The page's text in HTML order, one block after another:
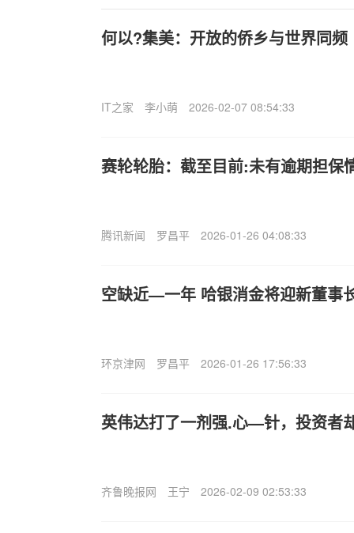
何以?集美：开放的侨乡与世界同频
IT之家 李小萌 2026-02-07 08:54:33
赛轮轮胎：截至目前:未有逾期担保
腾讯新闻 罗昌平 2026-01-26 04:08:33
空缺近—一年 哈银消金将迎新董事
环京津网 罗昌平 2026-01-26 17:56:33
英伟达打了一剂强.心—针，投资者
齐鲁晚报网 王宁 2026-02-09 02:53:33